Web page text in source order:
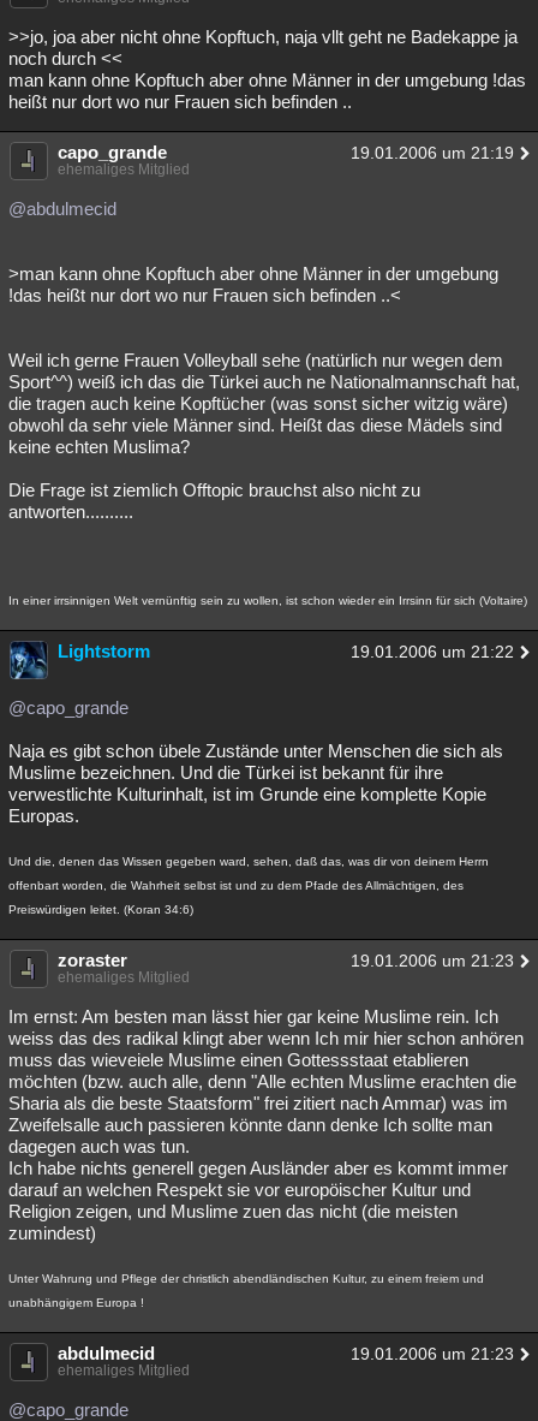
>>jo, joa aber nicht ohne Kopftuch, naja vllt geht ne Badekappe ja
noch durch <<
man kann ohne Kopftuch aber ohne Männer in der umgebung !das
heißt nur dort wo nur Frauen sich befinden ..
capo_grande 19.01.2006 um 21:19
ehemaliges Mitglied
@abdulmecid
>man kann ohne Kopftuch aber ohne Männer in der umgebung
!das heißt nur dort wo nur Frauen sich befinden ..<
Weil ich gerne Frauen Volleyball sehe (natürlich nur wegen dem
Sport^^) weiß ich das die Türkei auch ne Nationalmannschaft hat,
die tragen auch keine Kopftücher (was sonst sicher witzig wäre)
obwohl da sehr viele Männer sind. Heißt das diese Mädels sind
keine echten Muslima?
Die Frage ist ziemlich Offtopic brauchst also nicht zu
antworten..........
In einer irrsinnigen Welt vernünftig sein zu wollen, ist schon wieder ein Irrsinn für sich (Voltaire)
Lightstorm 19.01.2006 um 21:22
@capo_grande
Naja es gibt schon übele Zustände unter Menschen die sich als
Muslime bezeichnen. Und die Türkei ist bekannt für ihre
verwestlichte Kulturinhalt, ist im Grunde eine komplette Kopie
Europas.
Und die, denen das Wissen gegeben ward, sehen, daß das, was dir von deinem Herrn
offenbart worden, die Wahrheit selbst ist und zu dem Pfade des Allmächtigen, des
Preiswürdigen leitet. (Koran 34:6)
zoraster 19.01.2006 um 21:23
ehemaliges Mitglied
Im ernst: Am besten man lässt hier gar keine Muslime rein. Ich
weiss das des radikal klingt aber wenn Ich mir hier schon anhören
muss das wieveiele Muslime einen Gottessstaat etablieren
möchten (bzw. auch alle, denn "Alle echten Muslime erachten die
Sharia als die beste Staatsform" frei zitiert nach Ammar) was im
Zweifelsalle auch passieren könnte dann denke Ich sollte man
dagegen auch was tun.
Ich habe nichts generell gegen Ausländer aber es kommt immer
darauf an welchen Respekt sie vor europöischer Kultur und
Religion zeigen, und Muslime zuen das nicht (die meisten
zumindest)
Unter Wahrung und Pflege der christlich abendländischen Kultur, zu einem freiem und
unabhängigem Europa !
abdulmecid 19.01.2006 um 21:23
ehemaliges Mitglied
@capo_grande